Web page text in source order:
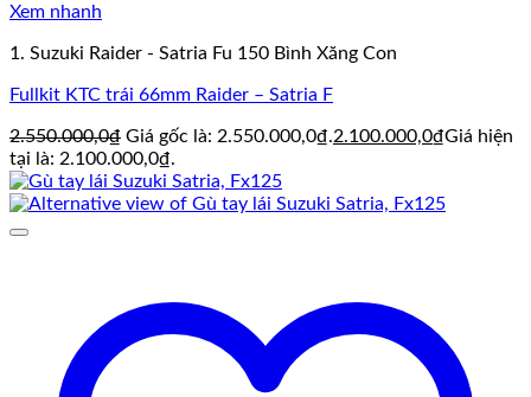
Xem nhanh
1. Suzuki Raider - Satria Fu 150 Bình Xăng Con
Fullkit KTC trái 66mm Raider – Satria F
2.550.000,0₫ Giá gốc là: 2.550.000,0₫.2.100.000,0₫Giá hiện
tại là: 2.100.000,0₫.